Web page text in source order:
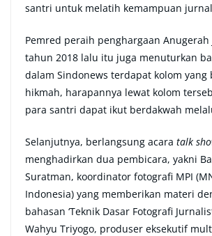
santri untuk melatih kemampuan
Pemred peraih penghargaan Anugerah
tahun 2018 lalu itu juga menuturkan
dalam Sindonews terdapat kolom yang
hikmah, harapannya lewat kolom
para santri dapat ikut berdakwah
Selanjutnya, berlangsung acara talk
menghadirkan dua pembicara, yakni
Suratman, koordinator fotografi MPI
Indonesia) yang memberikan materi
bahasan ‘Teknik Dasar Fotografi
Wahyu Triyogo, produser eksekutif